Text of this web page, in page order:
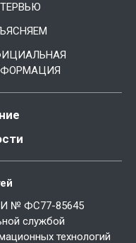
№ ФС77-85645
службой
технологий